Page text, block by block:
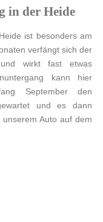
in der Heide
ist besonders am
verfängt sich der
wirkt fast etwas
kann hier
September den
und es dann
Auto auf dem